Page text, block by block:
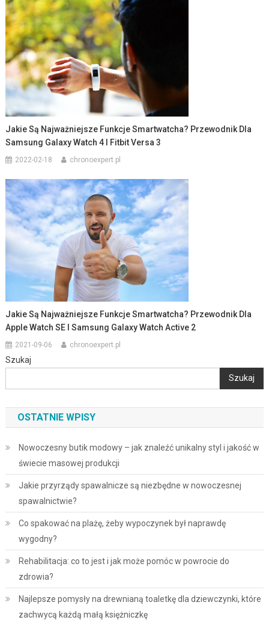
Jakie Są Najważniejsze Funkcje Smartwatcha? Przewodnik Dla
Samsung Galaxy Watch 4 I Fitbit Versa 3
2022-02-18 chronoexpert.pl
Jakie Są Najważniejsze Funkcje Smartwatcha? Przewodnik Dla
Apple Watch SE I Samsung Galaxy Watch Active 2
2021-09-06 chronoexpert.pl
Szukaj
Szukaj
OSTATNIE WPISY
Nowoczesny butik modowy – jak znaleźć unikalny styl i jakość w
świecie masowej produkcji
Jakie przyrządy spawalnicze są niezbędne w nowoczesnej
spawalnictwie?
Co spakować na plażę, żeby wypoczynek był naprawdę
wygodny?
Rehabilitacja: co to jest i jak może pomóc w powrocie do
zdrowia?
Najlepsze pomysły na drewnianą toaletkę dla dziewczynki, które
zachwycą każdą małą księżniczkę